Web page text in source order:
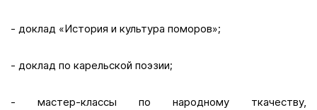
- доклад «История и культура поморов»;
- доклад по карельской поэзии;
- мастер-классы по народному ткачеству,